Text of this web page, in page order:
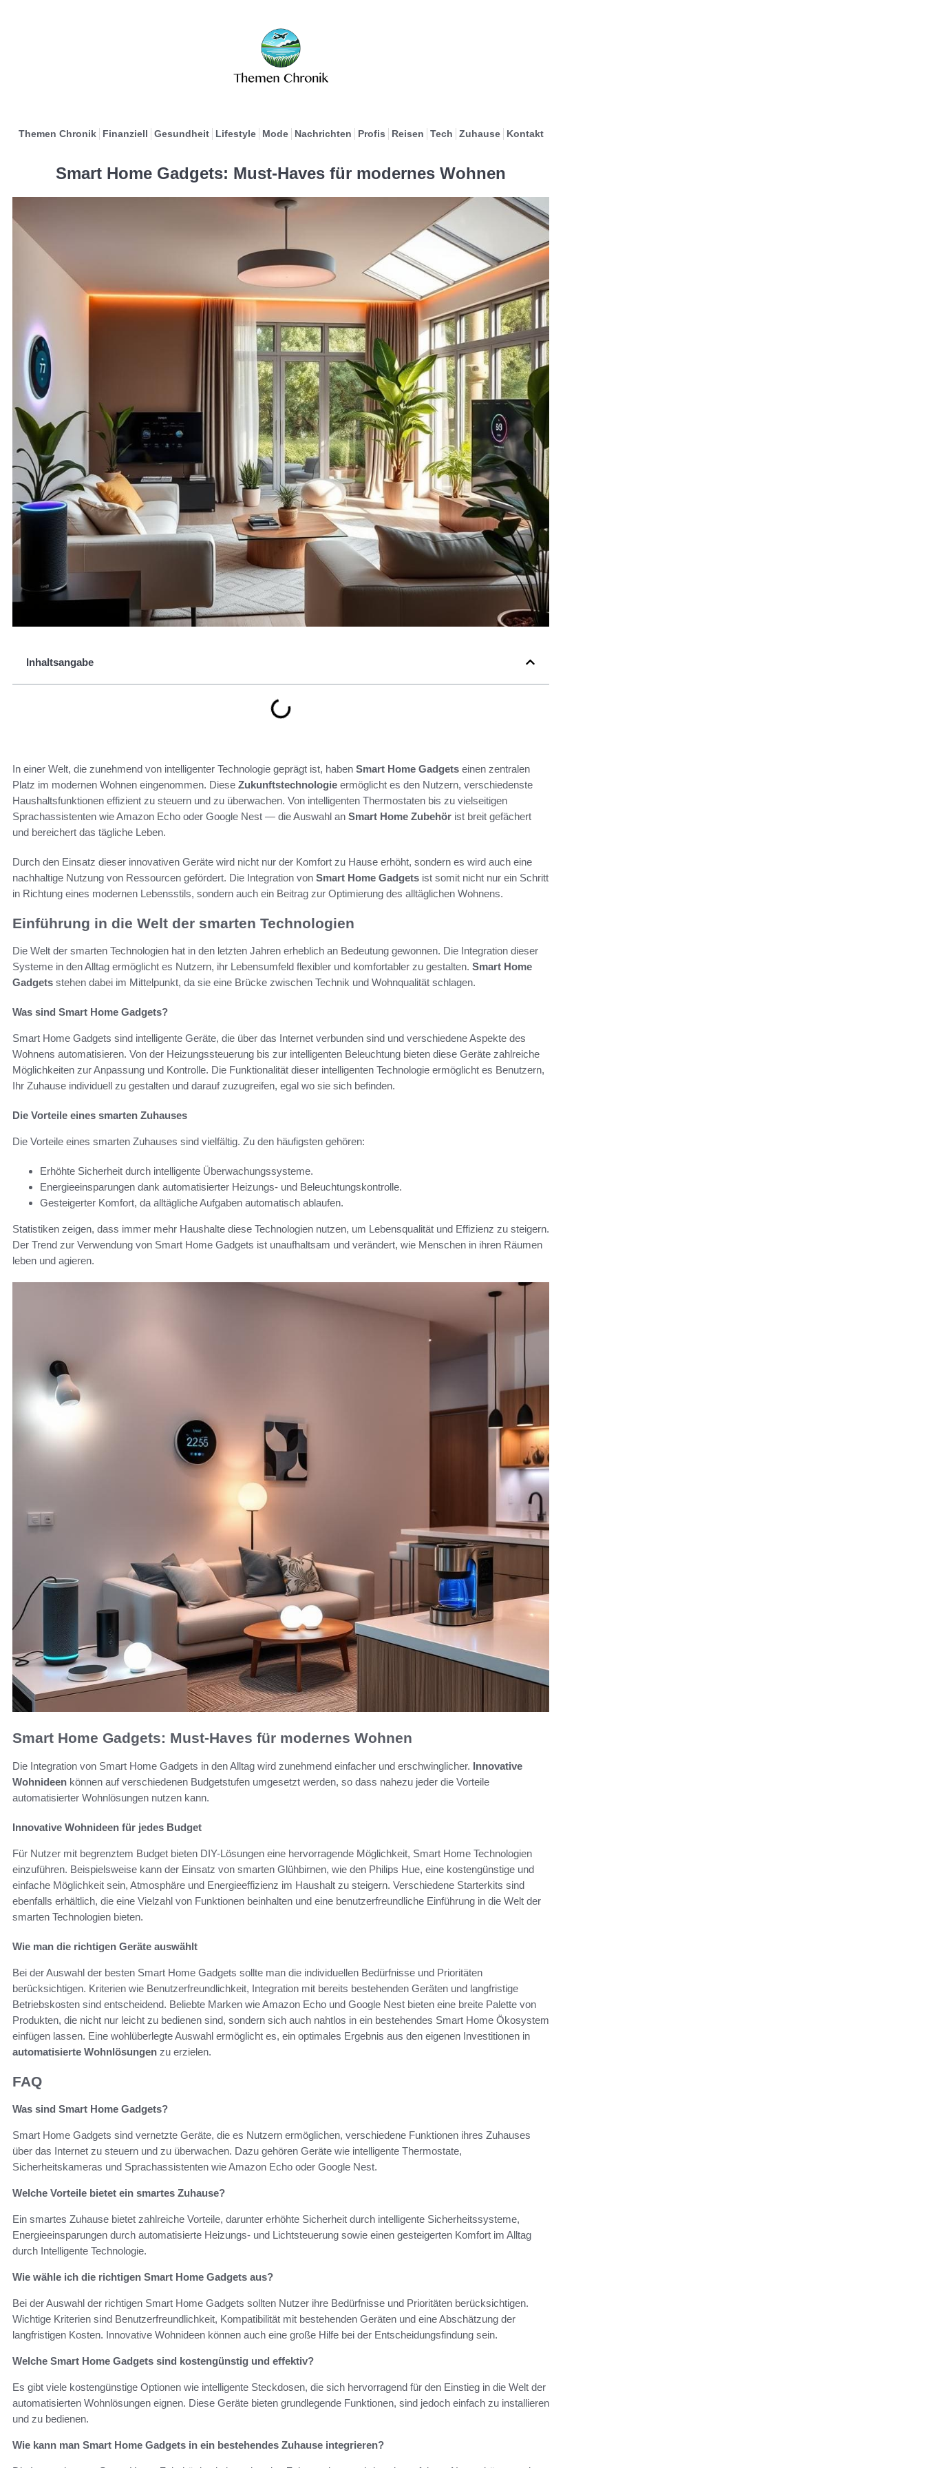
Themen Chronik Finanziell Gesundheit Lifestyle Mode Nachrichten Profis Reisen Tech Zuhause Kontakt
Smart Home Gadgets: Must-Haves für modernes Wohnen
Inhaltsangabe
In einer Welt, die zunehmend von intelligenter Technologie geprägt ist, haben Smart Home Gadgets einen zentralen
Platz im modernen Wohnen eingenommen. Diese Zukunftstechnologie ermöglicht es den Nutzern, verschiedenste
Haushaltsfunktionen effizient zu steuern und zu überwachen. Von intelligenten Thermostaten bis zu vielseitigen
Sprachassistenten wie Amazon Echo oder Google Nest — die Auswahl an Smart Home Zubehör ist breit gefächert
und bereichert das tägliche Leben.
Durch den Einsatz dieser innovativen Geräte wird nicht nur der Komfort zu Hause erhöht, sondern es wird auch eine
nachhaltige Nutzung von Ressourcen gefördert. Die Integration von Smart Home Gadgets ist somit nicht nur ein Schritt
in Richtung eines modernen Lebensstils, sondern auch ein Beitrag zur Optimierung des alltäglichen Wohnens.
Einführung in die Welt der smarten Technologien
Die Welt der smarten Technologien hat in den letzten Jahren erheblich an Bedeutung gewonnen. Die Integration dieser
Systeme in den Alltag ermöglicht es Nutzern, ihr Lebensumfeld flexibler und komfortabler zu gestalten. Smart Home
Gadgets stehen dabei im Mittelpunkt, da sie eine Brücke zwischen Technik und Wohnqualität schlagen.
Was sind Smart Home Gadgets?
Smart Home Gadgets sind intelligente Geräte, die über das Internet verbunden sind und verschiedene Aspekte des
Wohnens automatisieren. Von der Heizungssteuerung bis zur intelligenten Beleuchtung bieten diese Geräte zahlreiche
Möglichkeiten zur Anpassung und Kontrolle. Die Funktionalität dieser intelligenten Technologie ermöglicht es Benutzern,
Ihr Zuhause individuell zu gestalten und darauf zuzugreifen, egal wo sie sich befinden.
Die Vorteile eines smarten Zuhauses
Die Vorteile eines smarten Zuhauses sind vielfältig. Zu den häufigsten gehören:
Erhöhte Sicherheit durch intelligente Überwachungssysteme.
Energieeinsparungen dank automatisierter Heizungs- und Beleuchtungskontrolle.
Gesteigerter Komfort, da alltägliche Aufgaben automatisch ablaufen.
Statistiken zeigen, dass immer mehr Haushalte diese Technologien nutzen, um Lebensqualität und Effizienz zu steigern.
Der Trend zur Verwendung von Smart Home Gadgets ist unaufhaltsam und verändert, wie Menschen in ihren Räumen
leben und agieren.
Smart Home Gadgets: Must-Haves für modernes Wohnen
Die Integration von Smart Home Gadgets in den Alltag wird zunehmend einfacher und erschwinglicher. Innovative
Wohnideen können auf verschiedenen Budgetstufen umgesetzt werden, so dass nahezu jeder die Vorteile
automatisierter Wohnlösungen nutzen kann.
Innovative Wohnideen für jedes Budget
Für Nutzer mit begrenztem Budget bieten DIY-Lösungen eine hervorragende Möglichkeit, Smart Home Technologien
einzuführen. Beispielsweise kann der Einsatz von smarten Glühbirnen, wie den Philips Hue, eine kostengünstige und
einfache Möglichkeit sein, Atmosphäre und Energieeffizienz im Haushalt zu steigern. Verschiedene Starterkits sind
ebenfalls erhältlich, die eine Vielzahl von Funktionen beinhalten und eine benutzerfreundliche Einführung in die Welt der
smarten Technologien bieten.
Wie man die richtigen Geräte auswählt
Bei der Auswahl der besten Smart Home Gadgets sollte man die individuellen Bedürfnisse und Prioritäten
berücksichtigen. Kriterien wie Benutzerfreundlichkeit, Integration mit bereits bestehenden Geräten und langfristige
Betriebskosten sind entscheidend. Beliebte Marken wie Amazon Echo und Google Nest bieten eine breite Palette von
Produkten, die nicht nur leicht zu bedienen sind, sondern sich auch nahtlos in ein bestehendes Smart Home Ökosystem
einfügen lassen. Eine wohlüberlegte Auswahl ermöglicht es, ein optimales Ergebnis aus den eigenen Investitionen in
automatisierte Wohnlösungen zu erzielen.
FAQ
Was sind Smart Home Gadgets?
Smart Home Gadgets sind vernetzte Geräte, die es Nutzern ermöglichen, verschiedene Funktionen ihres Zuhauses
über das Internet zu steuern und zu überwachen. Dazu gehören Geräte wie intelligente Thermostate,
Sicherheitskameras und Sprachassistenten wie Amazon Echo oder Google Nest.
Welche Vorteile bietet ein smartes Zuhause?
Ein smartes Zuhause bietet zahlreiche Vorteile, darunter erhöhte Sicherheit durch intelligente Sicherheitssysteme,
Energieeinsparungen durch automatisierte Heizungs- und Lichtsteuerung sowie einen gesteigerten Komfort im Alltag
durch Intelligente Technologie.
Wie wähle ich die richtigen Smart Home Gadgets aus?
Bei der Auswahl der richtigen Smart Home Gadgets sollten Nutzer ihre Bedürfnisse und Prioritäten berücksichtigen.
Wichtige Kriterien sind Benutzerfreundlichkeit, Kompatibilität mit bestehenden Geräten und eine Abschätzung der
langfristigen Kosten. Innovative Wohnideen können auch eine große Hilfe bei der Entscheidungsfindung sein.
Welche Smart Home Gadgets sind kostengünstig und effektiv?
Es gibt viele kostengünstige Optionen wie intelligente Steckdosen, die sich hervorragend für den Einstieg in die Welt der
automatisierten Wohnlösungen eignen. Diese Geräte bieten grundlegende Funktionen, sind jedoch einfach zu installieren
und zu bedienen.
Wie kann man Smart Home Gadgets in ein bestehendes Zuhause integrieren?